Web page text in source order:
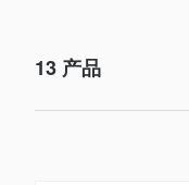
13 产品